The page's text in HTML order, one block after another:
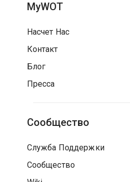
MyWOT
Насчет Нас
Контакт
Блог
Пресса
Сообщество
Служба Поддержки
Сообщество